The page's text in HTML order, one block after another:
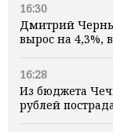
16:30
Дмитрий
вырос на 4,3%,
16:28
Из бюджета
рублей